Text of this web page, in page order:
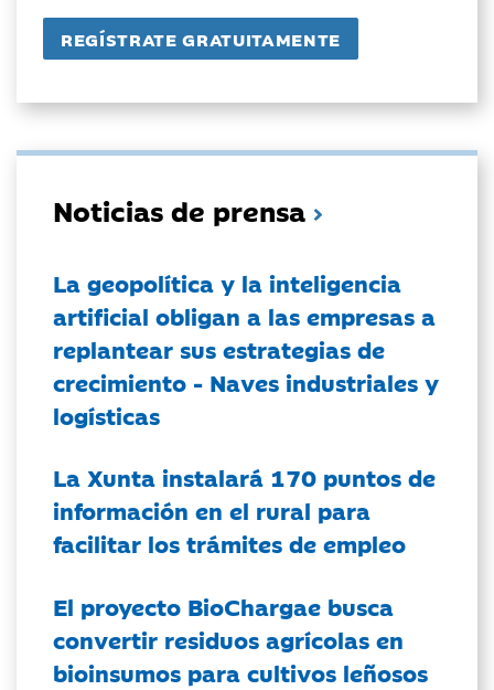
Noticias de prensa
La geopolítica y la inteligencia
artificial obligan a las empresas a
replantear sus estrategias de
crecimiento - Naves industriales y
logísticas
La Xunta instalará 170 puntos de
información en el rural para
facilitar los trámites de empleo
El proyecto BioChargae busca
convertir residuos agrícolas en
bioinsumos para cultivos leñosos